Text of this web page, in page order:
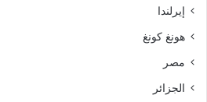
إيرلندا
هونغ كونغ
مصر
الجزائر